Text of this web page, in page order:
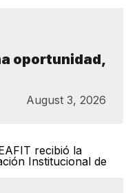
oportunidad,
August 3, 2026